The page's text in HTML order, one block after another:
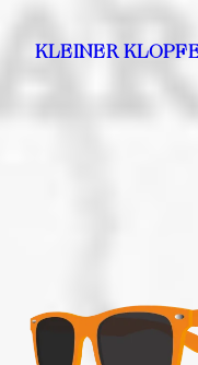
KLEINER